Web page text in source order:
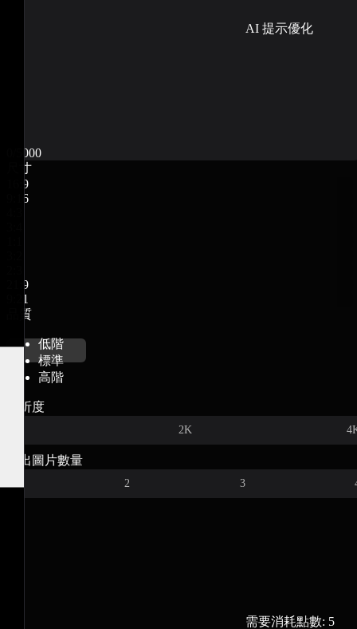
AI 提示優化
0/5000
尺寸
16:9
9:16
21:9
9:21
品質
低階
標準
高階
解析度
2K
輸出圖片數量
2 3
需要消耗點數: 5